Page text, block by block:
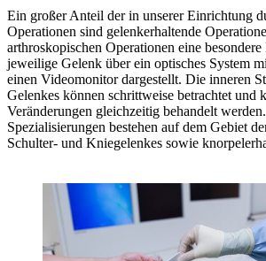
Ein großer Anteil der in unserer Einrichtung
Operationen sind gelenkerhaltende
arthroskopischen Operationen eine
jeweilige Gelenk über ein optisches System
einen Videomonitor dargestellt. Die inneren
Gelenkes können schrittweise betrachtet und
Veränderungen gleichzeitig behandelt
Spezialisierungen bestehen auf dem Gebiet
Schulter- und Kniegelenkes sowie